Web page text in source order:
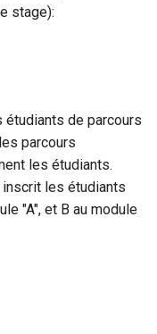
stage):
étudiants de parcours
parcours
les étudiants.
les étudiants
"A", et B au module